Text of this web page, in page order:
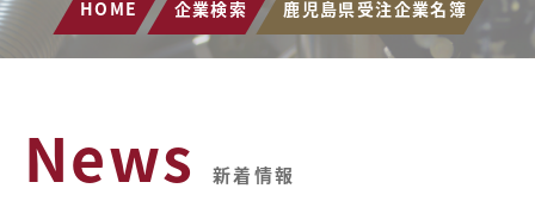
HOME 企業検索 鹿児島県受注企業名簿
News 新着情報